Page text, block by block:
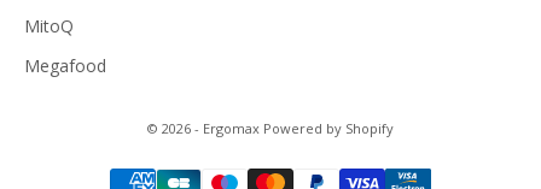
MitoQ
Megafood
© 2026 - Ergomax Powered by Shopify